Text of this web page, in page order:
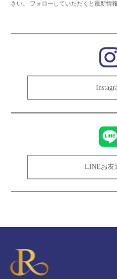
さい。
フォローしていただくと最新情
LINEお友